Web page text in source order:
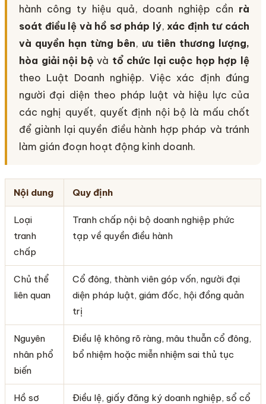
hành công ty hiệu quả, doanh nghiệp cần rà
soát điều lệ và hồ sơ pháp lý, xác định tư cách
và quyền hạn từng bên, ưu tiên thương lượng,
hòa giải nội bộ và tổ chức lại cuộc họp hợp lệ
theo Luật Doanh nghiệp. Việc xác định đúng
người đại diện theo pháp luật và hiệu lực của
các nghị quyết, quyết định nội bộ là mấu chốt
để giành lại quyền điều hành hợp pháp và tránh
làm gián đoạn hoạt động kinh doanh.
Nội dung Quy định
Loại
tranh
chấp
Tranh chấp nội bộ doanh nghiệp phức
tạp về quyền điều hành
Chủ thể
liên quan
Cổ đông, thành viên góp vốn, người đại
diện pháp luật, giám đốc, hội đồng quản
trị
Nguyên
nhân phổ
biến
Điều lệ không rõ ràng, mâu thuẫn cổ đông,
bổ nhiệm hoặc miễn nhiệm sai thủ tục
Hồ sơ
Điều lệ, giấy đăng ký doanh nghiệp, sổ cổ